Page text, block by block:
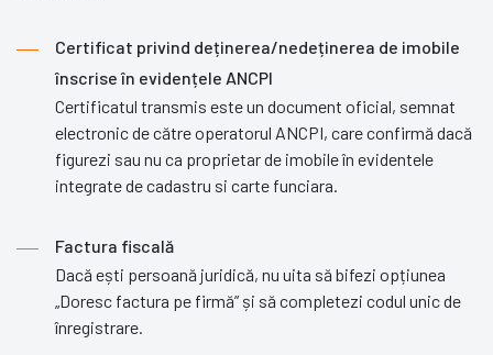
Certificat privind deținerea/nedeținerea de imobile
înscrise în evidențele ANCPI
Certificatul transmis este un document oficial, semnat
electronic de către operatorul ANCPI, care confirmă dacă
figurezi sau nu ca proprietar de imobile în evidentele
integrate de cadastru si carte funciara.
Factura fiscală
Dacă ești persoană juridică, nu uita să bifezi opțiunea
„Doresc factura pe firmă” și să completezi codul unic de
înregistrare.